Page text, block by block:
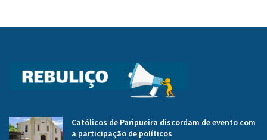
Católicos de Paripueira discordam de evento com
a participação de políticos